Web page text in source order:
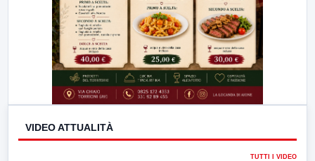
VIDEO ATTUALITÀ
TUTTI I VIDEO